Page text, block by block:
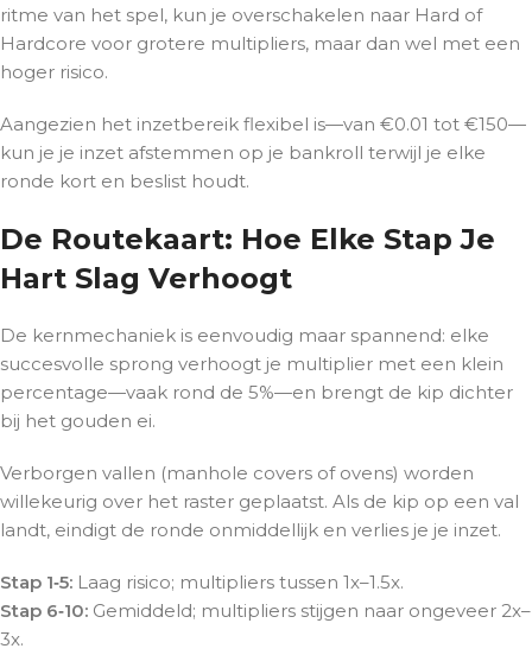
ritme van het spel, kun je overschakelen naar Hard of
Hardcore voor grotere multipliers, maar dan wel met een
hoger risico.
Aangezien het inzetbereik flexibel is—van €0.01 tot €150—
kun je je inzet afstemmen op je bankroll terwijl je elke
ronde kort en beslist houdt.
De Routekaart: Hoe Elke Stap Je
Hart Slag Verhoogt
De kernmechaniek is eenvoudig maar spannend: elke
succesvolle sprong verhoogt je multiplier met een klein
percentage—vaak rond de 5%—en brengt de kip dichter
bij het gouden ei.
Verborgen vallen (manhole covers of ovens) worden
willekeurig over het raster geplaatst. Als de kip op een val
landt, eindigt de ronde onmiddellijk en verlies je je inzet.
Stap 1‑5: Laag risico; multipliers tussen 1x–1.5x.
Stap 6‑10: Gemiddeld; multipliers stijgen naar ongeveer 2x–
3x.